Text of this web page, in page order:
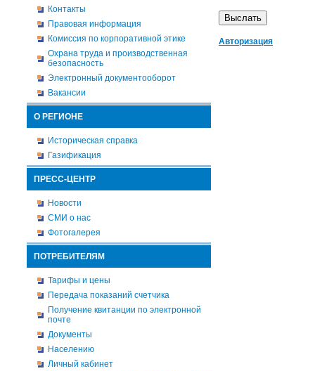
Контакты
Правовая информация
Комиссия по корпоративной этике
Охрана труда и производственная
безопасность
Электронный документооборот
Вакансии
О РЕГИОНЕ
Историческая справка
Газификация
ПРЕСС-ЦЕНТР
Новости
СМИ о нас
Фотогалерея
ПОТРЕБИТЕЛЯМ
Тарифы и цены
Передача показаний счетчика
Получение квитанции по электронной
почте
Документы
Населению
Личный кабинет
Авторизация